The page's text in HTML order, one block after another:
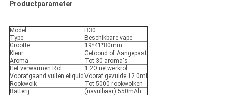
Productparameter
Model
B30
Type
Beschikbare vape
Grootte
19*41*80mm
Kleur
Getoond of Aangepast
Aroma
Tot 30 aroma's
Het verwarmen Rol
1.2Ω netwerkrol
Voorafgaand vullen eliquid Vooraf gevulde 12.0ml
Rookwolk
Tot 5000 rookwolken
Batterij
(navulbaar) 550mAh